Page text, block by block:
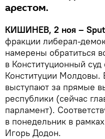
арестом.
КИШИНЕВ, 2 ноя –
фракции либерал-
намерены обратиться
в Конституционный
Конституции Молдовы.
выступают за прямые
республики (сейчас
парламент).
в понедельник в
Игорь Додон.